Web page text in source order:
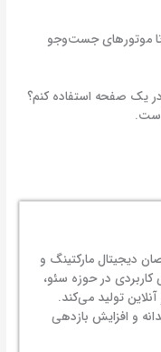
طول می‌کشد تا موتورهای جست‌وجو
است.
دیجیتال مارکتینگ و
در حوزه سئو،
تولید می‌کند.
و افزایش بازدهی